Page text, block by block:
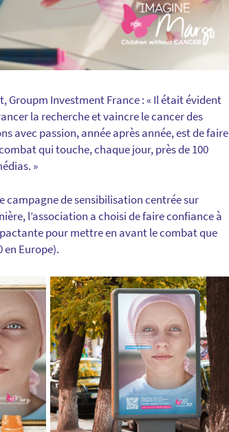
Groupm Investment France : « Il était évident
la recherche et vaincre le cancer des
avec passion, année après année, est de faire
qui touche, chaque jour, près de 100
»
campagne de sensibilisation centrée sur
l’association a choisi de faire confiance à
pour mettre en avant le combat que
en Europe).